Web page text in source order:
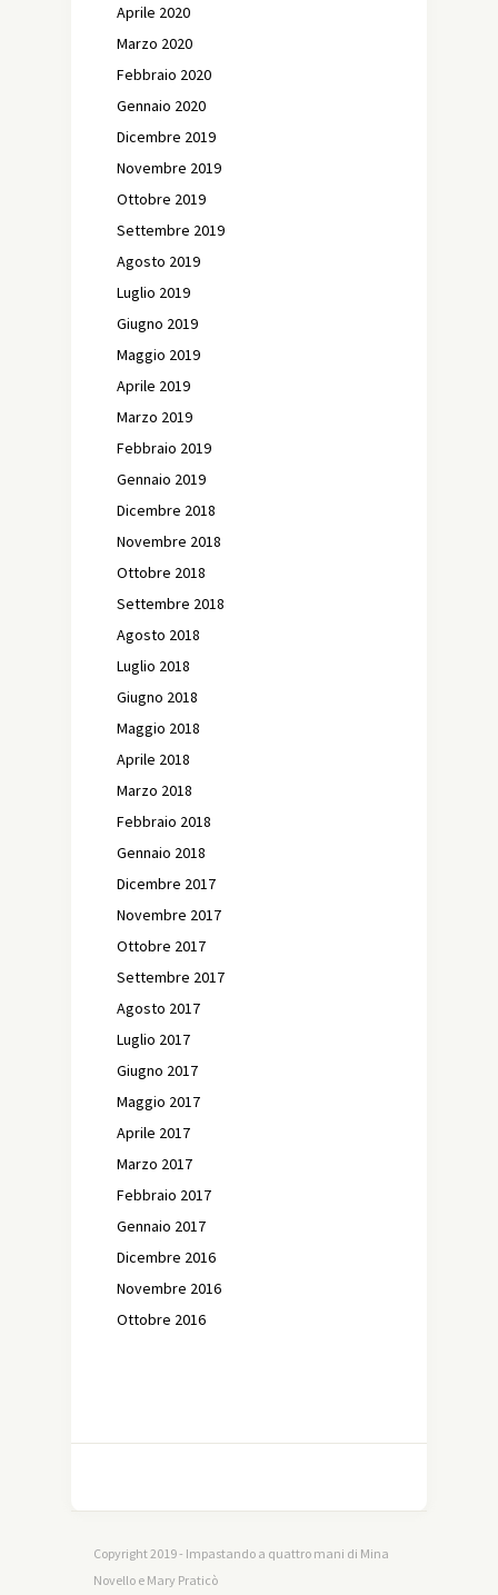
Aprile 2020
Marzo 2020
Febbraio 2020
Gennaio 2020
Dicembre 2019
Novembre 2019
Ottobre 2019
Settembre 2019
Agosto 2019
Luglio 2019
Giugno 2019
Maggio 2019
Aprile 2019
Marzo 2019
Febbraio 2019
Gennaio 2019
Dicembre 2018
Novembre 2018
Ottobre 2018
Settembre 2018
Agosto 2018
Luglio 2018
Giugno 2018
Maggio 2018
Aprile 2018
Marzo 2018
Febbraio 2018
Gennaio 2018
Dicembre 2017
Novembre 2017
Ottobre 2017
Settembre 2017
Agosto 2017
Luglio 2017
Giugno 2017
Maggio 2017
Aprile 2017
Marzo 2017
Febbraio 2017
Gennaio 2017
Dicembre 2016
Novembre 2016
Ottobre 2016
Copyright 2019 - Impastando a quattro mani di Mina
Novello e Mary Praticò